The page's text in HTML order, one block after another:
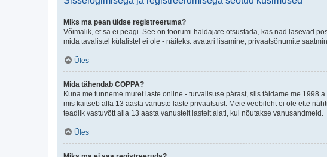
Miks ma pean üldse registreeruma?
Võimalik, et sa ei peagi. See on foorumi haldajate otsustada, kas nad lasevad
mida tavalistel külalistel ei ole - näiteks: avatari lisamine, privaatsõnumite
Üles
Mida tähendab COPPA?
Kuna me tunneme muret laste online - turvalisuse pärast, siis täidame me
mis kaitseb alla 13 aasta vanuste laste privaatsust. Meie veebileht ei ole ette
teadlik vastuvõtt alla 13 aasta vanustelt lastelt alati, kui nõutakse vanusandmeid.
Üles